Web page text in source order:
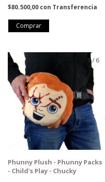
$80.500,00 con Transferencia
1/ 6
GRATIS
Phunny Plush - Phunny Packs
- Child's Play - Chucky